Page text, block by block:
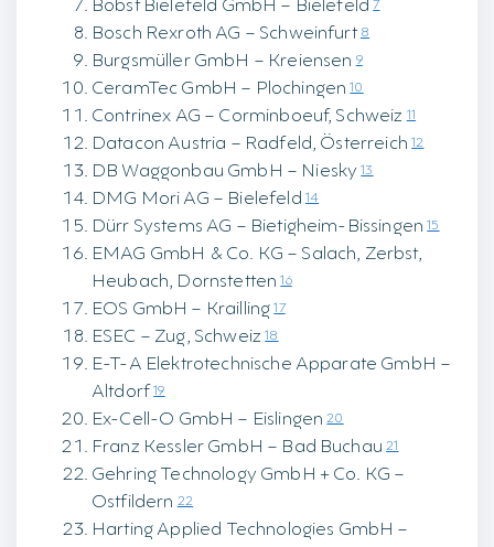
Bobst Bielefeld GmbH – Bielefeld7
Bosch Rexroth AG – Schweinfurt 8
Burgsmüller GmbH – Kreiensen9
CeramTec GmbH – Plochingen10
Contrinex AG – Corminboeuf, Schweiz11
Datacon Austria – Radfeld, Österreich12
DB Waggonbau GmbH – Niesky13
DMG Mori AG – Bielefeld14
Dürr Systems AG – Bietigheim-Bissingen15
EMAG GmbH & Co. KG – Salach, Zerbst,
Heubach, Dornstetten16
EOS GmbH – Krailling17
ESEC – Zug, Schweiz18
E-T-A Elektrotechnische Apparate GmbH –
Altdorf19
Ex-Cell-O GmbH – Eislingen20
Franz Kessler GmbH – Bad Buchau21
Gehring Technology GmbH + Co. KG –
Ostfildern22
Harting Applied Technologies GmbH –